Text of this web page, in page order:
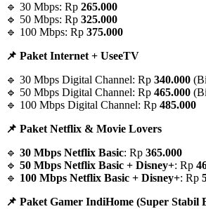
🔹 30 Mbps: Rp 265.000
🔹 50 Mbps: Rp 325.000
🔹 100 Mbps: Rp 375.000
📌 Paket Internet + UseeTV
🔹 30 Mbps Digital Channel: Rp 340.000
🔹 50 Mbps Digital Channel: Rp 465.000
🔹 100 Mbps Digital Channel: Rp 485.000
📌 Paket Netflix & Movie Lovers
🔹 30 Mbps Netflix Basic: Rp 365.000
🔹 50 Mbps Netflix Basic + Disney+: Rp
🔹 100 Mbps Netflix Basic + Disney+: Rp
📌 Paket Gamer IndiHome (Super Stabil